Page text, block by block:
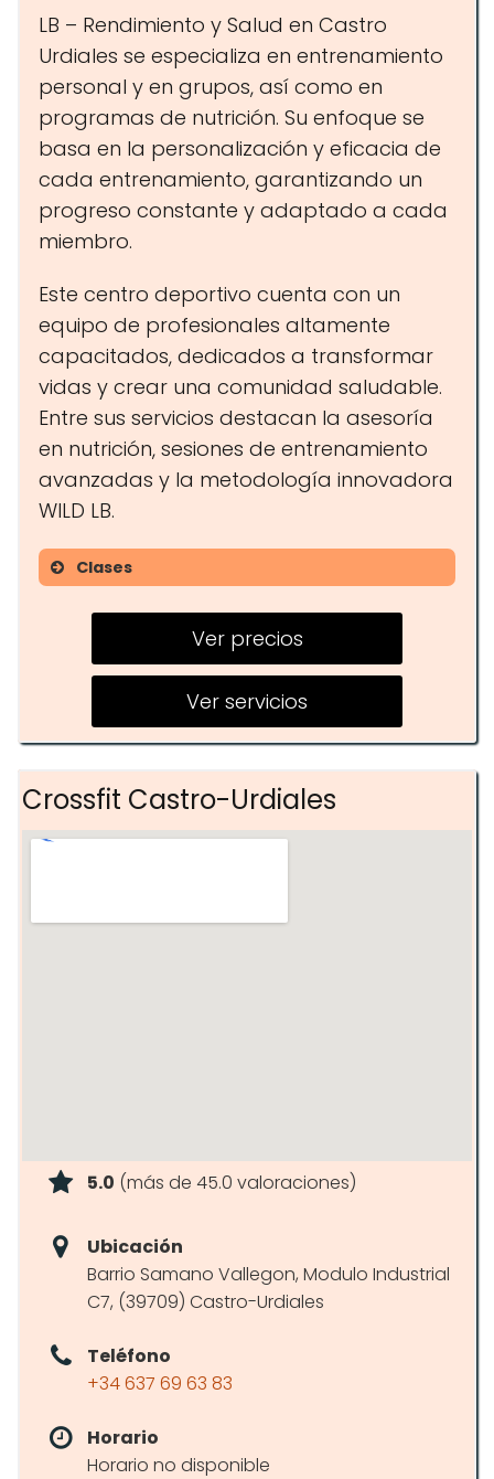
LB – Rendimiento y Salud en Castro
Urdiales se especializa en entrenamiento
personal y en grupos, así como en
programas de nutrición. Su enfoque se
basa en la personalización y eficacia de
cada entrenamiento, garantizando un
progreso constante y adaptado a cada
miembro.
Este centro deportivo cuenta con un
equipo de profesionales altamente
capacitados, dedicados a transformar
vidas y crear una comunidad saludable.
Entre sus servicios destacan la asesoría
en nutrición, sesiones de entrenamiento
avanzadas y la metodología innovadora
WILD LB.
Clases
Entrenamiento en grupos
Entrenamiento personal
Nutrición
Wild LB
Ver precios
Ver servicios
Crossfit Castro-Urdiales
5.0 (más de 45.0 valoraciones)
Ubicación
Barrio Samano Vallegon, Modulo Industrial
C7, (39709) Castro-Urdiales
Teléfono
+34 637 69 63 83
Horario
Horario no disponible